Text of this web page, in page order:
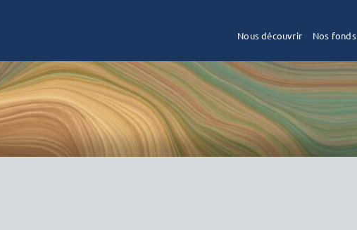
Nous découvrir Nos fonds